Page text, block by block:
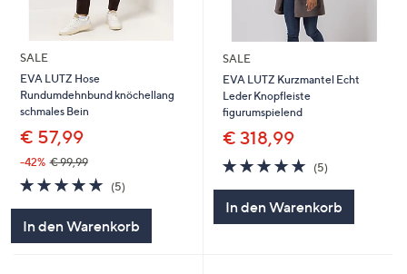
SALE
EVA LUTZ Hose
Rundumdehnbund knöchellang
schmales Bein
€ 57,99
-42% € 99,99
4.8
von
(5)5
In den Warenkorb
SALE
EVA LUTZ Kurzmantel Echt
Leder Knopfleiste
figurumspielend
€ 318,99
4.8
von
(5)5
In den Warenkorb